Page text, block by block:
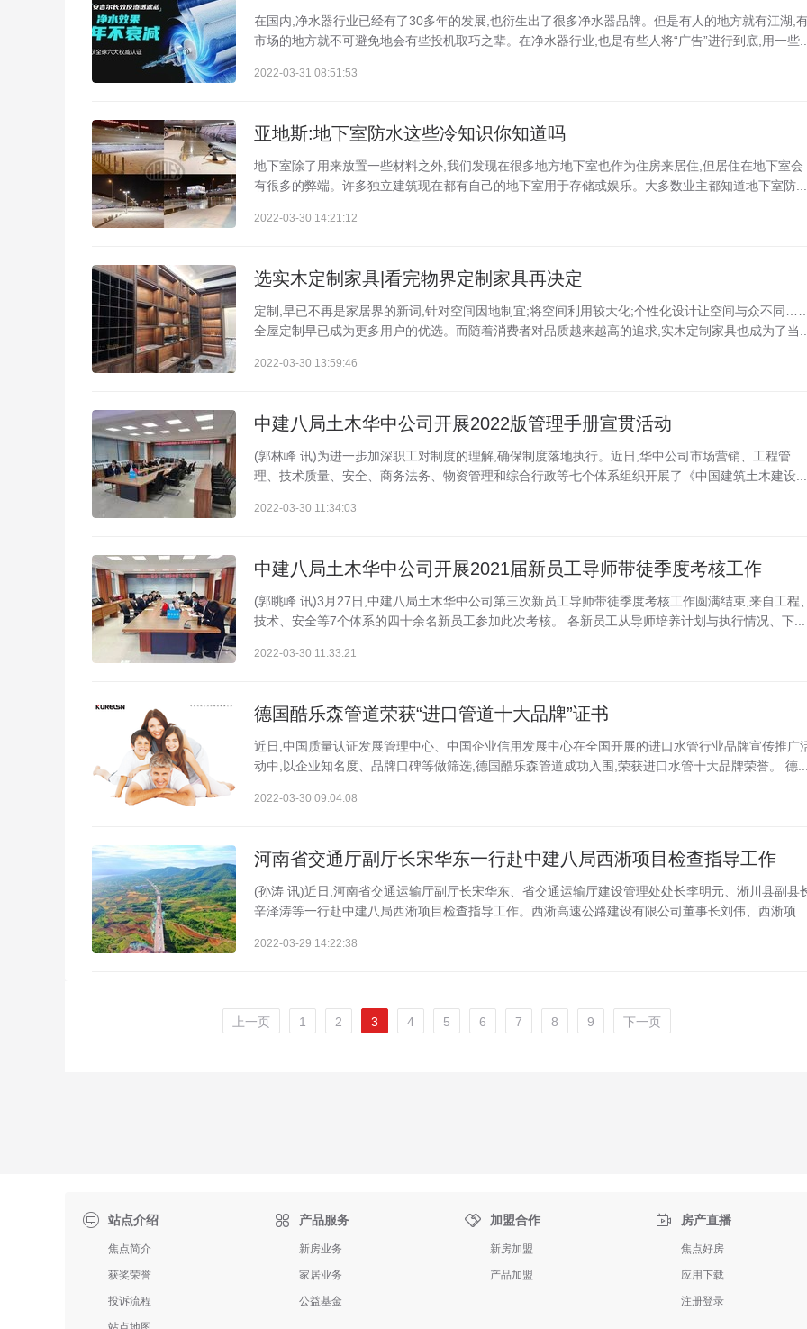
在国内,净水器行业已经有了30多年的发展,也衍生出了很多净水器品牌。但是有人的地方就有江湖,
市场的地方就不可避免地会有些投机取巧之辈。在净水器行业,也是有些人将“广告”进行到底,用一些
2022-03-31 08:51:53
亚地斯:地下室防水这些冷知识你知道吗
地下室除了用来放置一些材料之外,我们发现在很多地方地下室也作为住房来居住,但居住在地下室会
有很多的弊端。许多独立建筑现在都有自己的地下室用于存储或娱乐。大多数业主都知道地下室防...
2022-03-30 14:21:12
选实木定制家具|看完物界定制家具再决定
定制,早已不再是家居界的新词,针对空间因地制宜;将空间利用较大化;个性化设计让空间与众不同
全屋定制早已成为更多用户的优选。而随着消费者对品质越来越高的追求,实木定制家具也成为了当
2022-03-30 13:59:46
中建八局土木华中公司开展2022版管理手册宣贯活动
(郭林峰 讯)为进一步加深职工对制度的理解,确保制度落地执行。近日,华中公司市场营销、工程管
理、技术质量、安全、商务法务、物资管理和综合行政等七个体系组织开展了《中国建筑土木建设...
2022-03-30 11:34:03
中建八局土木华中公司开展2021届新员工导师带徒季度考核工作
(郭眺峰 讯)3月27日,中建八局土木华中公司第三次新员工导师带徒季度考核工作圆满结束,来自工程
技术、安全等7个体系的四十余名新员工参加此次考核。 各新员工从导师培养计划与执行情况、下...
2022-03-30 11:33:21
德国酷乐森管道荣获“进口管道十大品牌”证书
近日,中国质量认证发展管理中心、中国企业信用发展中心在全国开展的进口水管行业品牌宣传推广
动中,以企业知名度、品牌口碑等做筛选,德国酷乐森管道成功入围,荣获进口水管十大品牌荣誉。 德
2022-03-30 09:04:08
河南省交通厅副厅长宋华东一行赴中建八局西淅项目检查指导工作
(孙涛 讯)近日,河南省交通运输厅副厅长宋华东、省交通运输厅建设管理处处长李明元、淅川县副县
辛泽涛等一行赴中建八局西淅项目检查指导工作。西淅高速公路建设有限公司董事长刘伟、西淅项...
2022-03-29 14:22:38
上一页 1 2 3 4 5 6 7 8 9 下一页
站点介绍
焦点简介
获奖荣誉
投诉流程
 产品服务
新房业务
家居业务
公益基金
 加盟合作
新房加盟
产品加盟
 房产直播
焦点好房
应用下载
注册登录